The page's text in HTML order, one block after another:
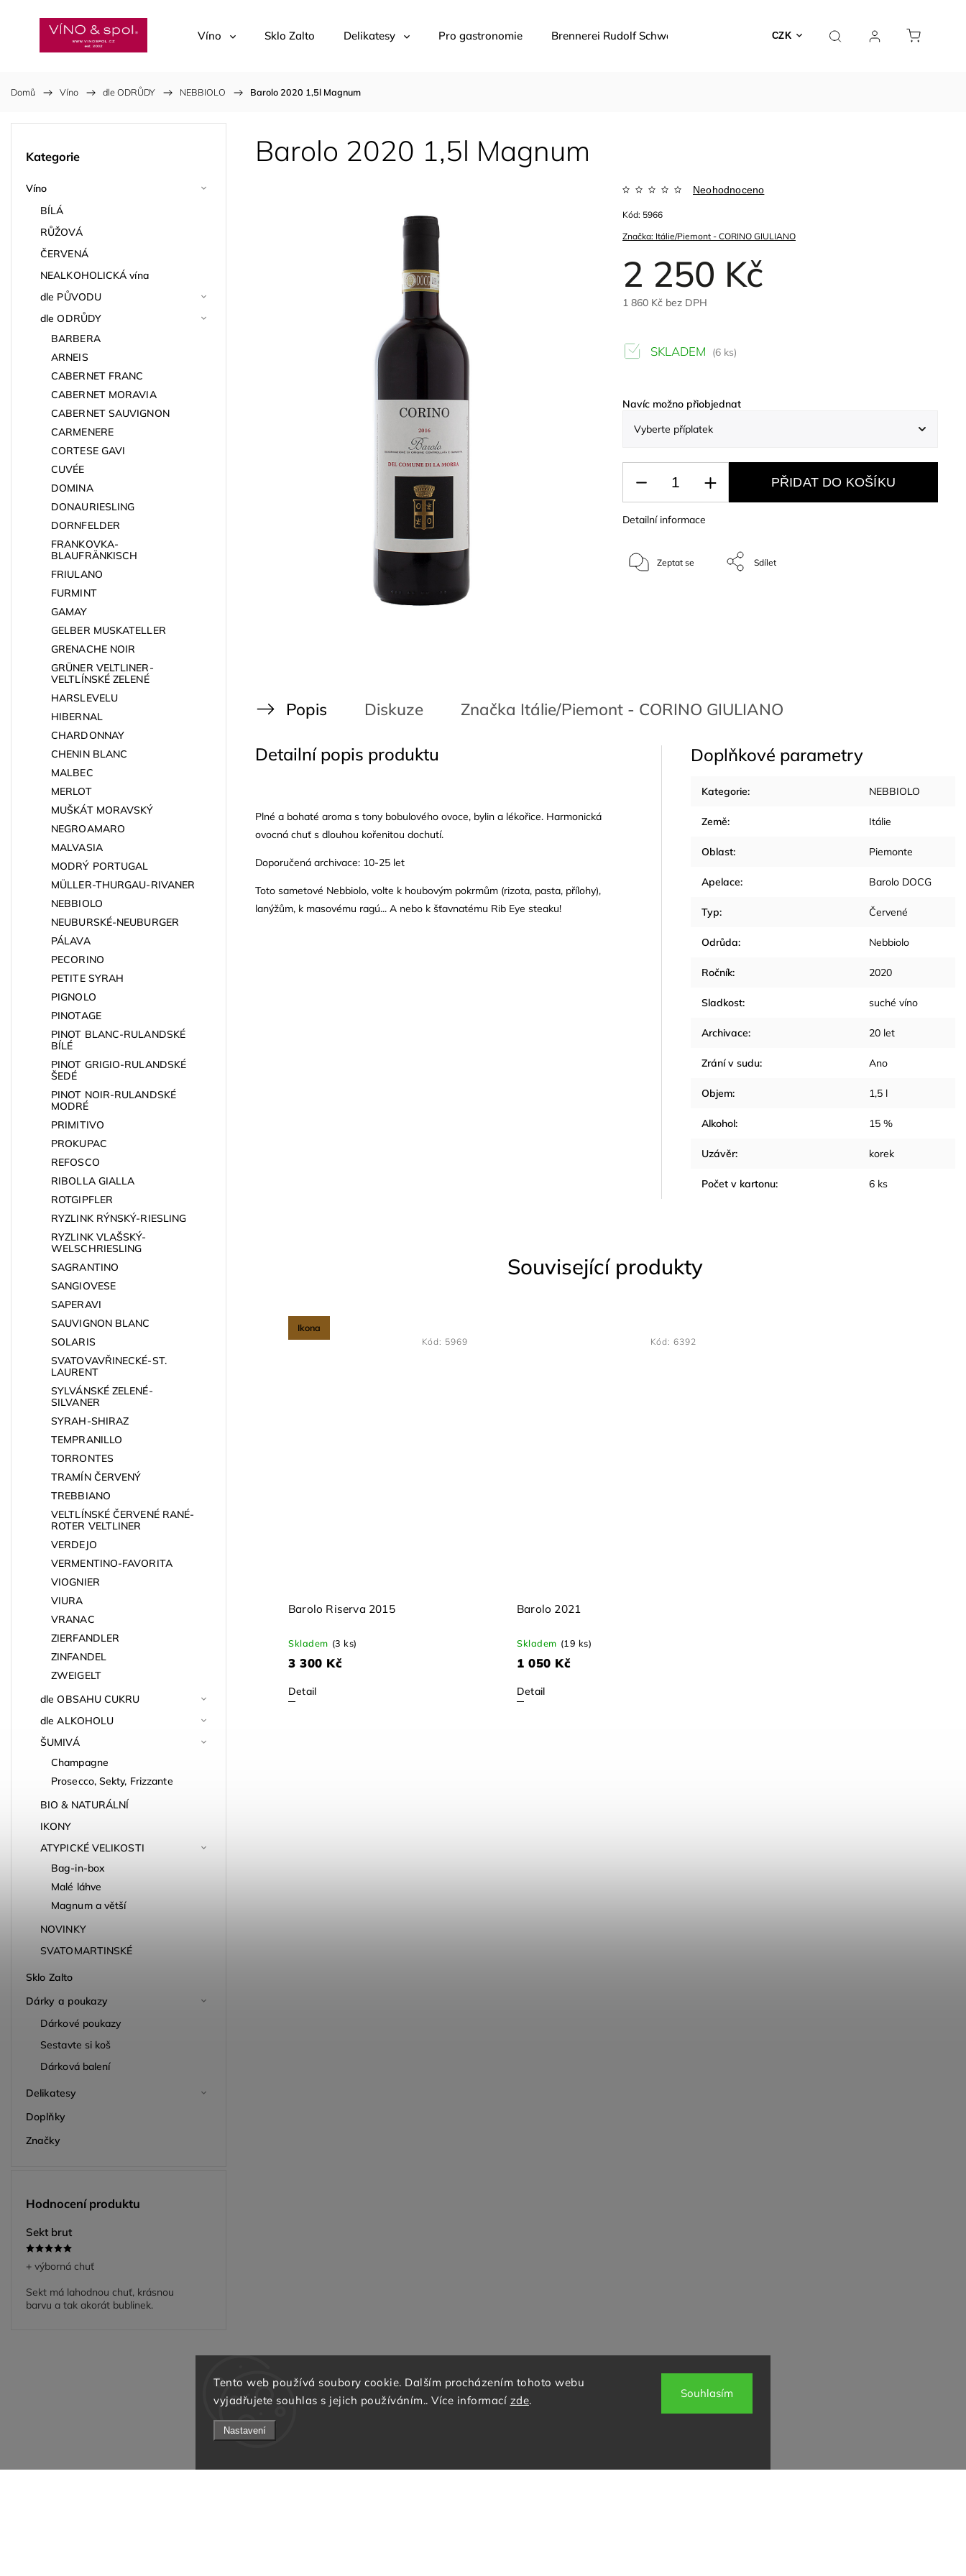
Tento web používá soubory cookie. Dalším procházením tohoto webu
vyjadřujete souhlas s jejich používáním.. Více informací zde.
Nastavení
Souhlasím
CZK
Víno Sklo Zalto Delikatesy Pro gastronomie Brennerei Rudolf Schwarzer Dárky a poukazy Kontakty
Domů / Víno / dle ODRŮDY / NEBBIOLO / Barolo 2020 1,5l Magnum
Kategorie
Víno
BÍLÁ
RŮŽOVÁ
ČERVENÁ
NEALKOHOLICKÁ vína
dle PŮVODU
dle ODRŮDY
BARBERA
ARNEIS
CABERNET FRANC
CABERNET MORAVIA
CABERNET SAUVIGNON
CARMENERE
CORTESE GAVI
CUVÉE
DOMINA
DONAURIESLING
DORNFELDER
FRANKOVKA-
BLAUFRÄNKISCH
FRIULANO
FURMINT
GAMAY
GELBER MUSKATELLER
GRENACHE NOIR
GRÜNER VELTLINER-
VELTLÍNSKÉ ZELENÉ
HARSLEVELU
HIBERNAL
CHARDONNAY
CHENIN BLANC
MALBEC
MERLOT
MUŠKÁT MORAVSKÝ
NEGROAMARO
MALVASIA
MODRÝ PORTUGAL
MÜLLER-THURGAU-RIVANER
NEBBIOLO
NEUBURSKÉ-NEUBURGER
PÁLAVA
PECORINO
PETITE SYRAH
PIGNOLO
PINOTAGE
PINOT BLANC-RULANDSKÉ
BÍLÉ
PINOT GRIGIO-RULANDSKÉ
ŠEDÉ
PINOT NOIR-RULANDSKÉ
MODRÉ
PRIMITIVO
PROKUPAC
REFOSCO
RIBOLLA GIALLA
ROTGIPFLER
RYZLINK RÝNSKÝ-RIESLING
RYZLINK VLAŠSKÝ-
WELSCHRIESLING
SAGRANTINO
SANGIOVESE
SAPERAVI
SAUVIGNON BLANC
SOLARIS
SVATOVAVŘINECKÉ-ST.
LAURENT
SYLVÁNSKÉ ZELENÉ-
SILVANER
SYRAH-SHIRAZ
TEMPRANILLO
TORRONTES
TRAMÍN ČERVENÝ
TREBBIANO
VELTLÍNSKÉ ČERVENÉ RANÉ-
ROTER VELTLINER
VERDEJO
VERMENTINO-FAVORITA
VIOGNIER
VIURA
VRANAC
ZIERFANDLER
ZINFANDEL
ZWEIGELT
dle OBSAHU CUKRU
dle ALKOHOLU
ŠUMIVÁ
Champagne
Prosecco, Sekty, Frizzante
BIO & NATURÁLNÍ
IKONY
ATYPICKÉ VELIKOSTI
Bag-in-box
Malé láhve
Magnum a větší
NOVINKY
SVATOMARTINSKÉ
Sklo Zalto
Dárky a poukazy
Dárkové poukazy
Sestavte si koš
Dárková balení
Delikatesy
Doplňky
Značky
Hodnocení produktu
Sekt brut
+ výborná chuť
Sekt má lahodnou chuť, krásnou
barvu a tak akorát bublinek.
Barolo 2020 1,5l Magnum
Značka: Itálie/Piemont - CORINO GIULIANO
Neohodnoceno
2 250 Kč
1 860 Kč bez DPH
Kód: 5966
Navíc možno přiobjednat
SKLADEM (6 ks)
PŘIDAT DO KOŠÍKU
Detailní informace
Zeptat se Sdílet
Popis Diskuze Značka Itálie/Piemont - CORINO GIULIANO
Detailní popis produktu
Plné a bohaté aroma s tony bobulového ovoce, bylin a lékořice. Harmonická
ovocná chuť s dlouhou kořenitou dochutí.
Doporučená archivace: 10-25 let
Toto sametové Nebbiolo, volte k houbovým pokrmům (rizota, pasta, přílohy),
lanýžům, k masovému ragú... A nebo k šťavnatému Rib Eye steaku!
Doplňkové parametry
Kategorie: NEBBIOLO
Země: Itálie
Oblast: Piemonte
Apelace: Barolo DOCG
Typ: Červené
Odrůda: Nebbiolo
Ročník: 2020
Sladkost: suché víno
Archivace: 20 let
Zrání v sudu: Ano
Objem: 1,5 l
Alkohol: 15 %
Uzávěr: korek
Počet v kartonu: 6 ks
Související produkty
Ikona
Barolo Riserva 2015
Skladem (3 ks)
3 300 Kč
Detail
Kód: 5969
Barolo 2021
Skladem (19 ks)
1 050 Kč
Detail
Kód: 6392